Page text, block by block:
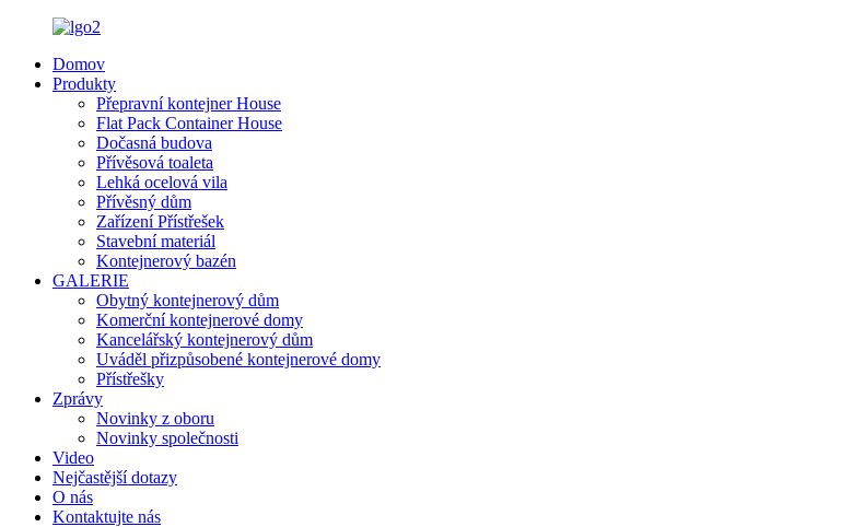
Domov
Produkty
Přepravní kontejner House
Flat Pack Container House
Dočasná budova
Přívěsová toaleta
Lehká ocelová vila
Přívěsný dům
Zařízení Přístřešek
Stavební materiál
Kontejnerový bazén
GALERIE
Obytný kontejnerový dům
Komerční kontejnerové domy
Kancelářský kontejnerový dům
Uváděl přizpůsobené kontejnerové domy
Přístřešky
Zprávy
Novinky z oboru
Novinky společnosti
Video
Nejčastější dotazy
O nás
Kontaktujte nás